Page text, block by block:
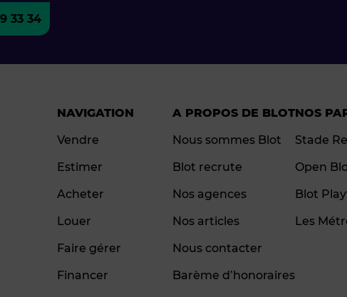
33 34
NAVIGATION
Vendre
Estimer
Acheter
Louer
Faire gérer
Financer
A PROPOS DE BLOT
Nous sommes Blot
Blot recrute
Nos agences
Nos articles
Nous contacter
Barème d’honoraires
NOS
Stade
Open
Blot
Les